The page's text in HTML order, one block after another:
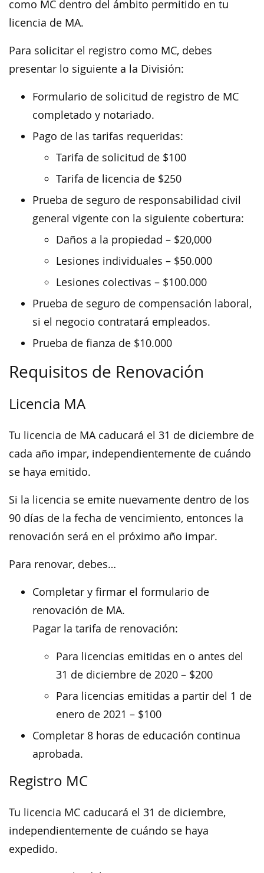
como MC dentro del ámbito permitido en tu
licencia de MA.
Para solicitar el registro como MC, debes
presentar lo siguiente a la División:
Formulario de solicitud de registro de MC
completado y notariado.
Pago de las tarifas requeridas:
Tarifa de solicitud de $100
Tarifa de licencia de $250
Prueba de seguro de responsabilidad civil
general vigente con la siguiente cobertura:
Daños a la propiedad – $20,000
Lesiones individuales – $50.000
Lesiones colectivas – $100.000
Prueba de seguro de compensación laboral,
si el negocio contratará empleados.
Prueba de fianza de $10.000
Requisitos de Renovación
Licencia MA
Tu licencia de MA caducará el 31 de diciembre de
cada año impar, independientemente de cuándo
se haya emitido.
Si la licencia se emite nuevamente dentro de los
90 días de la fecha de vencimiento, entonces la
renovación será en el próximo año impar.
Para renovar, debes…
Completar y firmar el formulario de
renovación de MA.
Pagar la tarifa de renovación:
Para licencias emitidas en o antes del
31 de diciembre de 2020 – $200
Para licencias emitidas a partir del 1 de
enero de 2021 – $100
Completar 8 horas de educación continua
aprobada.
Registro MC
Tu licencia MC caducará el 31 de diciembre,
independientemente de cuándo se haya
expedido.